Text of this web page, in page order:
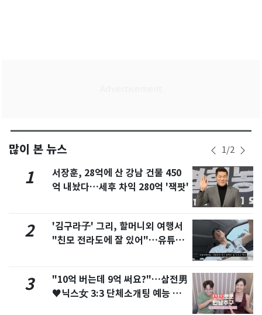
많이 본 뉴스 1/2
1
서장훈, 28억에 산 강남 건물 450
억 내놨다…세후 차익 280억 '잭팟'
2
'김구라子' 그리, 할머니외 여행서
"친모 전라도에 잘 있어"…유튜브
3
"10억 버는데 9억 써요?"…삼전男
♥닉스女 3:3 단체소개팅 예능 화